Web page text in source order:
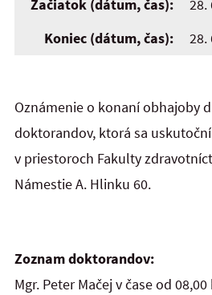
Začiatok (dátum, čas):
28.
Koniec (dátum, čas):
28.
Oznámenie o konaní obhajoby
doktorandov, ktorá sa
v priestoroch Fakulty
Námestie A. Hlinku 60.
Zoznam doktorandov:
Mgr. Peter Mačej v čase od